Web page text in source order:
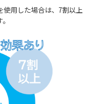
使用した場合は、7割以上